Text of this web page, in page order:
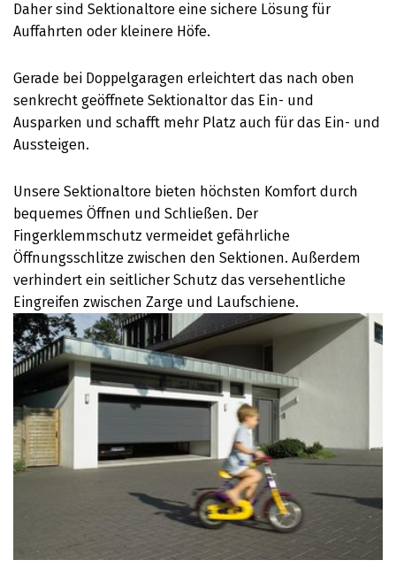
Daher sind Sektionaltore eine sichere Lösung für
Auffahrten oder kleinere Höfe.
Gerade bei Doppelgaragen erleichtert das nach oben
senkrecht geöffnete Sektionaltor das Ein- und
Ausparken und schafft mehr Platz auch für das Ein- und
Aussteigen.
Unsere Sektionaltore bieten höchsten Komfort durch
bequemes Öffnen und Schließen. Der
Fingerklemmschutz vermeidet gefährliche
Öffnungsschlitze zwischen den Sektionen. Außerdem
verhindert ein seitlicher Schutz das versehentliche
Eingreifen zwischen Zarge und Laufschiene.